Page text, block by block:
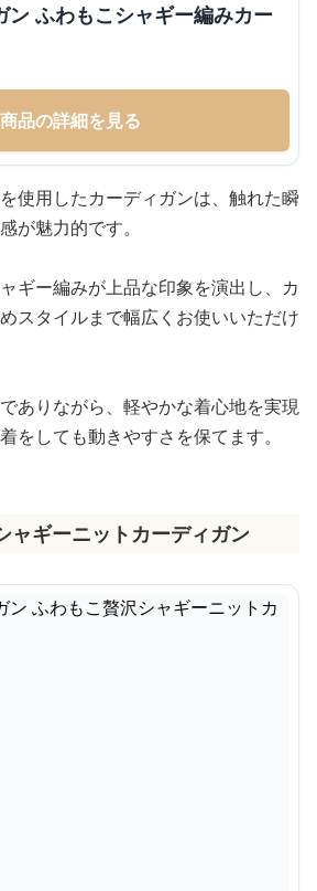
ン ふわもこシャギー編みカー
商品の詳細を見る
使用したカーディガンは、触れた瞬
が魅力的です。
ギー編みが上品な印象を演出し、カ
スタイルまで幅広くお使いいただけ
ありながら、軽やかな着心地を実現
をしても動きやすさを保てます。
ャギーニットカーディガン